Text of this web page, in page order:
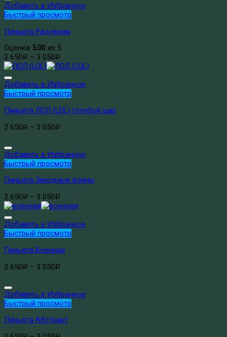
Добавить в Избранное
Быстрый просмотр
Пиньята Радужная
Оценка 5.00 из 5
2 650 Р – 3 050 Р
Добавить в Избранное
Быстрый просмотр
Пиньята ЛОЛ (LOL) голубой шар
2 650 Р – 3 050 Р
Добавить в Избранное
Быстрый просмотр
Пиньята Звездные воины
2 650 Р – 3 050 Р
Добавить в Избранное
Быстрый просмотр
Пиньята Военная
2 650 Р – 3 050 Р
Добавить в Избранное
Быстрый просмотр
Пиньята Абстракт